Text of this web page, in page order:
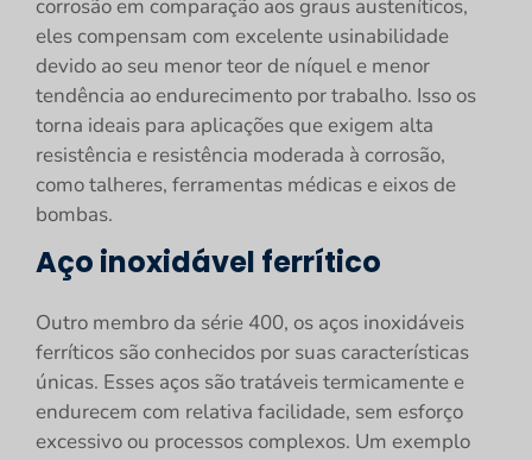
corrosão em comparação aos graus austeníticos,
eles compensam com excelente usinabilidade
devido ao seu menor teor de níquel e menor
tendência ao endurecimento por trabalho. Isso os
torna ideais para aplicações que exigem alta
resistência e resistência moderada à corrosão,
como talheres, ferramentas médicas e eixos de
bombas.
Aço inoxidável ferrítico
Outro membro da série 400, os aços inoxidáveis
ferríticos são conhecidos por suas características
únicas. Esses aços são tratáveis termicamente e
endurecem com relativa facilidade, sem esforço
excessivo ou processos complexos. Um exemplo